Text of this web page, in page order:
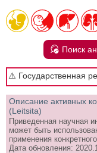
Поиск
⚠️ Государственная
Описание активных
(Leitsita)
Приведенная научная
может быть
применения
Дата обновления: